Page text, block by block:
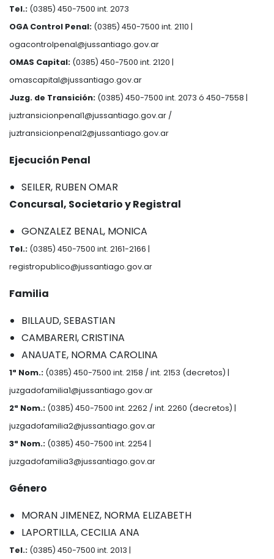
Tel.: (0385) 450-7500 int. 2073
OGA Control Penal: (0385) 450-7500 int. 2110 |
ogacontrolpenal@jussantiago.gov.ar
OMAS Capital: (0385) 450-7500 int. 2120 |
omascapital@jussantiago.gov.ar
Juzg. de Transición: (0385) 450-7500 int. 2073 ó 450-7558 |
juztransicionpenal1@jussantiago.gov.ar /
juztransicionpenal2@jussantiago.gov.ar
Ejecución Penal
SEILER, RUBEN OMAR
Concursal, Societario y Registral
GONZALEZ BENAL, MONICA
Tel.: (0385) 450-7500 int. 2161-2166 |
registropublico@jussantiago.gov.ar
Familia
BILLAUD, SEBASTIAN
CAMBARERI, CRISTINA
ANAUATE, NORMA CAROLINA
1ª Nom.: (0385) 450-7500 int. 2158 / int. 2153 (decretos) |
juzgadofamilia1@jussantiago.gov.ar
2ª Nom.: (0385) 450-7500 int. 2262 / int. 2260 (decretos) |
juzgadofamilia2@jussantiago.gov.ar
3ª Nom.: (0385) 450-7500 int. 2254 |
juzgadofamilia3@jussantiago.gov.ar
Género
MORAN JIMENEZ, NORMA ELIZABETH
LAPORTILLA, CECILIA ANA
Tel.: (0385) 450-7500 int. 2013 |